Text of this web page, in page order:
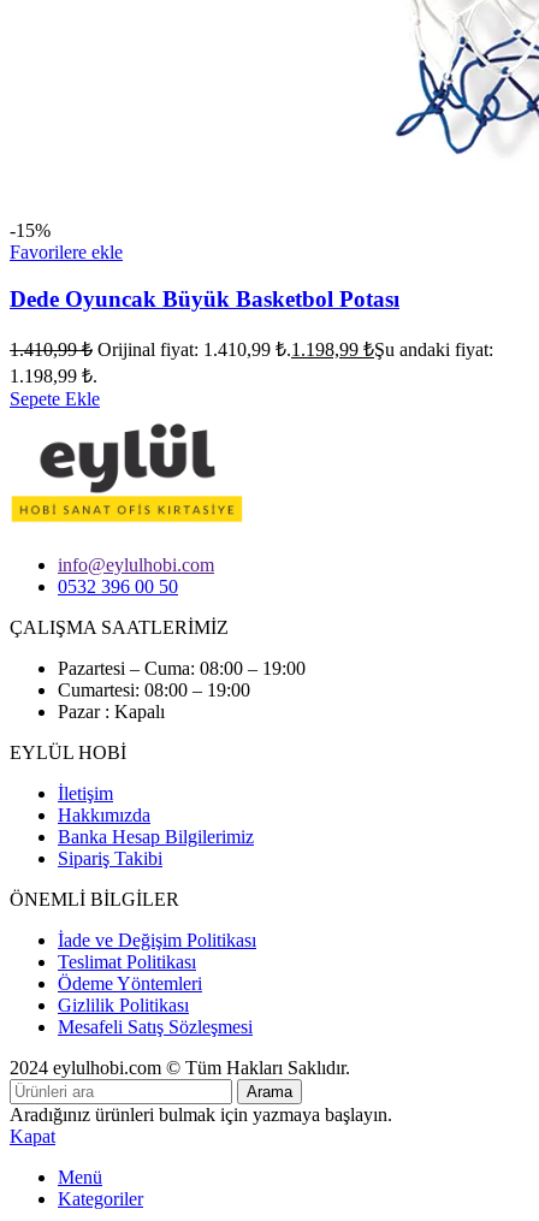
-15%
Favorilere ekle
Dede Oyuncak Büyük Basketbol Potası
1.410,99₺ Orijinal fiyat: 1.410,99 ₺.1.198,99 ₺Şu andaki fiyat:
1.198,99 ₺.
Sepete Ekle
info@eylulhobi.com
0532 396 00 50
ÇALIŞMA SAATLERİMİZ
Pazartesi – Cuma: 08:00 – 19:00
Cumartesi: 08:00 – 19:00
Pazar : Kapalı
EYLÜL HOBİ
İletişim
Hakkımızda
Banka Hesap Bilgilerimiz
Sipariş Takibi
ÖNEMLİ BİLGİLER
İade ve Değişim Politikası
Teslimat Politikası
Ödeme Yöntemleri
Gizlilik Politikası
Mesafeli Satış Sözleşmesi
2024 eylulhobi.com © Tüm Hakları Saklıdır.
Arama
Aradığınız ürünleri bulmak için yazmaya başlayın.
Kapat
Menü
Kategoriler